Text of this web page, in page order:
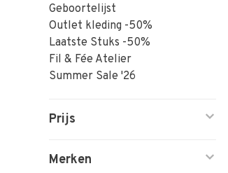
Geboortelijst
Outlet kleding -50%
Laatste Stuks -50%
Fil & Fée Atelier
Summer Sale '26
Prijs
Merken